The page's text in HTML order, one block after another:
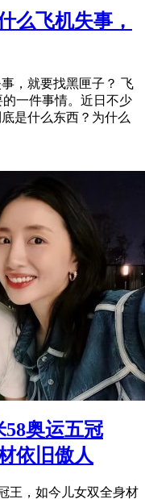
么飞机失事，
，就要找黑匣子？ 飞
一件事情。近日不少
是什么东西？为什么
奥运五冠
依旧傲人
王，如今儿女双全身材